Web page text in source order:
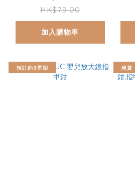
HK$79.00
加入購物車
預訂約3星期 現貨